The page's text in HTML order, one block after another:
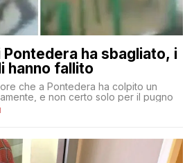
ha sbagliato, i
hanno fallito
che a Pontedera ha colpito un
e non certo solo per il pugno